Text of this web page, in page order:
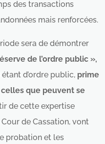
des transactions
mais renforcées.
sera de démontrer
de l’ordre public »,
étant d’ordre public, prime
que peuvent se
de cette expertise
de Cassation, vont
probation et les